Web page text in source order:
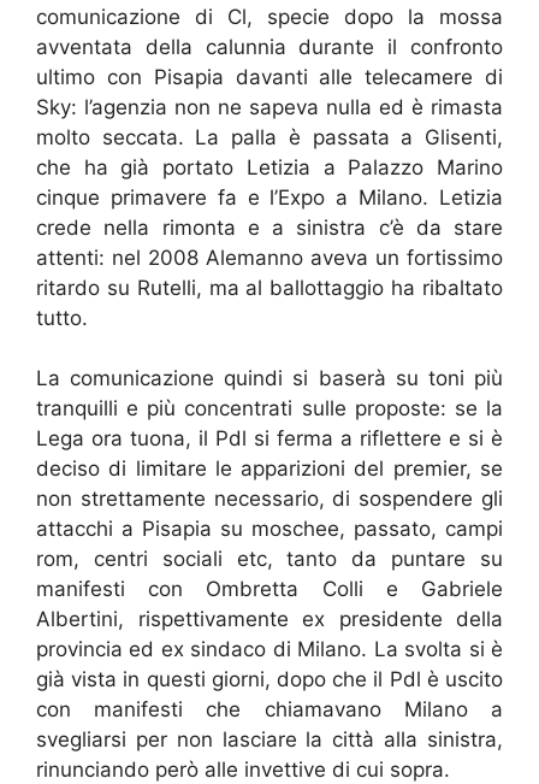
comunicazione di Cl, specie dopo la mossa
avventata della calunnia durante il confronto
ultimo con Pisapia davanti alle telecamere di
Sky: l’agenzia non ne sapeva nulla ed è rimasta
molto seccata. La palla è passata a Glisenti,
che ha già portato Letizia a Palazzo Marino
cinque primavere fa e l’Expo a Milano. Letizia
crede nella rimonta e a sinistra c’è da stare
attenti: nel 2008 Alemanno aveva un fortissimo
ritardo su Rutelli, ma al ballottaggio ha ribaltato
tutto.
La comunicazione quindi si baserà su toni più
tranquilli e più concentrati sulle proposte: se la
Lega ora tuona, il Pdl si ferma a riflettere e si è
deciso di limitare le apparizioni del premier, se
non strettamente necessario, di sospendere gli
attacchi a Pisapia su moschee, passato, campi
rom, centri sociali etc, tanto da puntare su
manifesti con Ombretta Colli e Gabriele
Albertini, rispettivamente ex presidente della
provincia ed ex sindaco di Milano. La svolta si è
già vista in questi giorni, dopo che il Pdl è uscito
con manifesti che chiamavano Milano a
svegliarsi per non lasciare la città alla sinistra,
rinunciando però alle invettive di cui sopra.